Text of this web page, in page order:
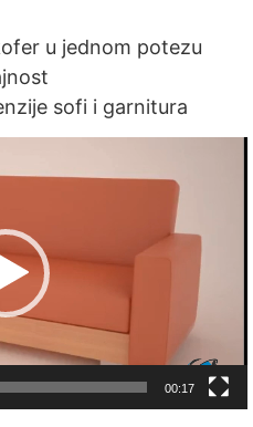
u jednom potezu
sofi i garnitura
00:17